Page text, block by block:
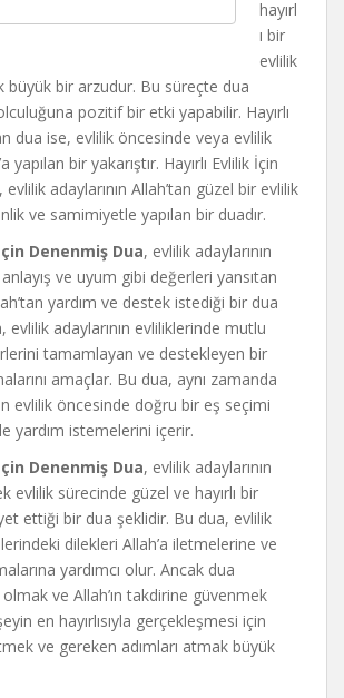
hayırl
ı bir
evlilik
büyük bir arzudur. Bu süreçte dua
pozitif bir etki yapabilir. Hayırlı
dua ise, evlilik öncesinde veya evlilik
yapılan bir yakarıştır. Hayırlı Evlilik İçin
adaylarının Allah’tan güzel bir evlilik
ve samimiyetle yapılan bir duadır.
Denenmiş Dua, evlilik adaylarının
ve uyum gibi değerleri yansıtan
yardım ve destek istediği bir dua
evlilik adaylarının evliliklerinde mutlu
tamamlayan ve destekleyen bir
amaçlar. Bu dua, aynı zamanda
evlilik öncesinde doğru bir eş seçimi
yardım istemelerini içerir.
Denenmiş Dua, evlilik adaylarının
evlilik sürecinde güzel ve hayırlı bir
ettiği bir dua şeklidir. Bu dua, evlilik
dilekleri Allah’a iletmelerine ve
yardımcı olur. Ancak dua
olmak ve Allah’ın takdirine güvenmek
en hayırlısıyla gerçekleşmesi için
ve gereken adımları atmak büyük